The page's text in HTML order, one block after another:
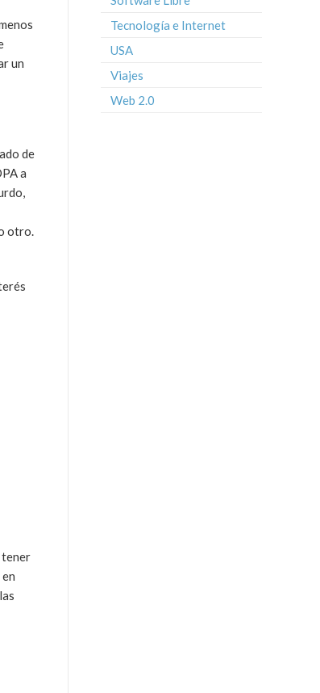
un
de
a
otro.
tener
Tecnología e Internet
USA
Viajes
Web 2.0